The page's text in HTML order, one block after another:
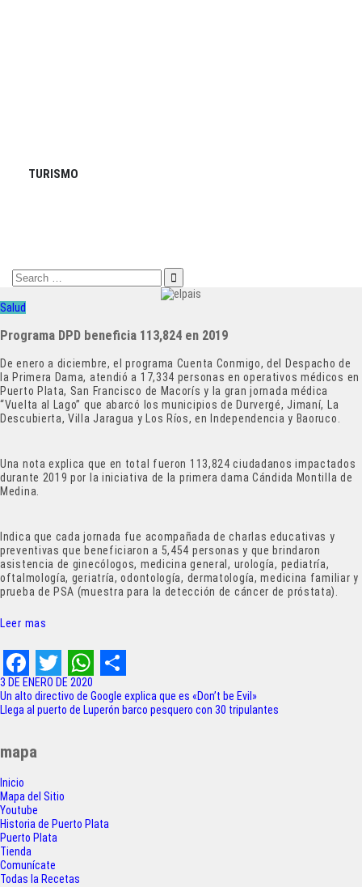
TURISMO
Search
for:
Salud
Programa DPD beneficia 113,824 en 2019
De enero a diciembre, el programa Cuenta Conmigo, del Despacho de
la Primera Dama, atendió a 17,334 personas en operativos médicos en
Puerto Plata, San Francisco de Macorís y la gran jornada médica
“Vuelta al Lago” que abarcó los municipios de Durvergé, Jimaní, La
Descubierta, Villa Jaragua y Los Ríos, en Independencia y Baoruco.
Una nota explica que en total fueron 113,824 ciudadanos impactados
durante 2019 por la iniciativa de la primera dama Cándida Montilla de
Medina.
Indica que cada jornada fue acompañada de charlas educativas y
preventivas que beneficiaron a 5,454 personas y que brindaron
asistencia de ginecólogos, medicina general, urología, pediatría,
oftalmología, geriatría, odontología, dermatología, medicina familiar y
prueba de PSA (muestra para la detección de cáncer de próstata).
Leer mas
F
a
c
e
b
o
o
k
T
w
t
t
e
r
W
h
A
p
S
h
3 DE ENERO DE 2020
Navegación
de
Un alto directivo de Google explica que es «Don’t be Evil»
Llega al puerto de Luperón barco pesquero con 30 tripulantes
mapa
Inicio
Mapa del Sitio
Youtube
Historia de Puerto Plata
Puerto Plata
Tienda
Comunícate
Todas la Recetas